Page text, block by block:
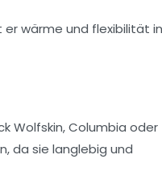
Wolfskin,Columbia oder
da sie langlebig und